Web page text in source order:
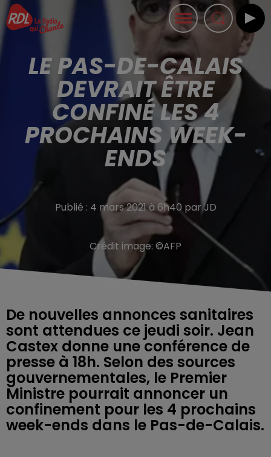
LE PAS-DE-CALAIS
DEVRAIT ÊTRE
CONFINÉ LES 4
PROCHAINS WEEK-
ENDS
Publié : 4 mars 2021 à 6h40 par JD
Crédit image: ©AFP
De nouvelles annonces sanitaires
sont attendues ce jeudi soir. Jean
Castex donne une conférence de
presse à 18h. Selon des sources
gouvernementales, le Premier
Ministre pourrait annoncer un
confinement pour les 4 prochains
week-ends dans le Pas-de-Calais.